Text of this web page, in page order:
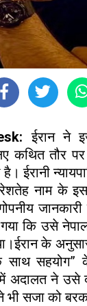
ईरान ने
कथित तौर
है। ईरानी
नाम के इस
गया कि उसे
के
सहयोग”
अदालत ने उसे
भी सजा को